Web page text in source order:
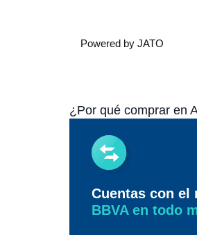
Powered by JATO
¿Por qué comprar en
Cuentas con el
BBVA en todo